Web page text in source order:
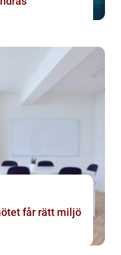
växjö när mötet får rätt miljö